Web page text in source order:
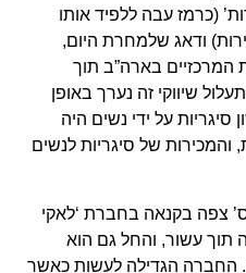
(כרמז עבה ללפיד אותו
ודאג שלמחרת היום,
המרכזיים בארה”ב תוך
שיווקי זה נערך באופן
סיגריות על ידי נשים היה
של סיגריות לנשים
צפה בקנאה בחברת ‘לאקי
תוך עשור, והחל גם הוא
החברה הגדילה לעשות כאשר